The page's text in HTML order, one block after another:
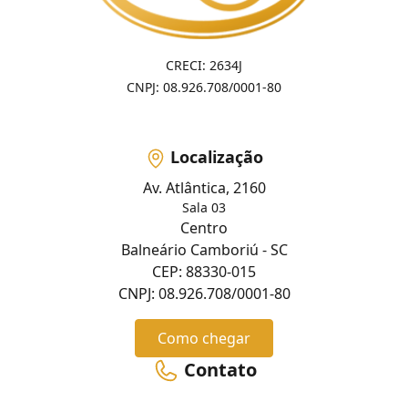
CRECI: 2634J
CNPJ: 08.926.708/0001-80
Localização
Av. Atlântica, 2160
Sala 03
Centro
Balneário Camboriú - SC
CEP: 88330-015
CNPJ: 08.926.708/0001-80
Como chegar
Contato